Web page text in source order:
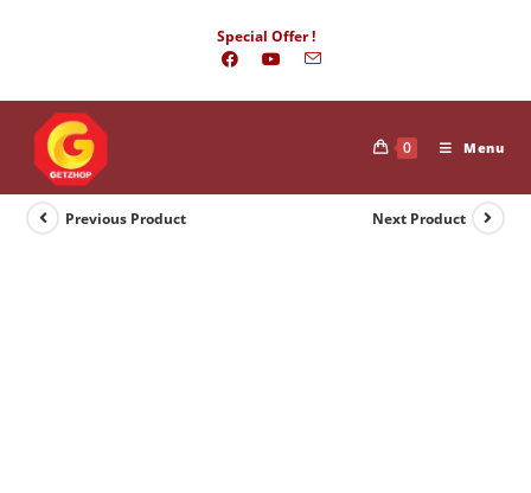
Special Offer !
0 Menu
Previous Product Next Product